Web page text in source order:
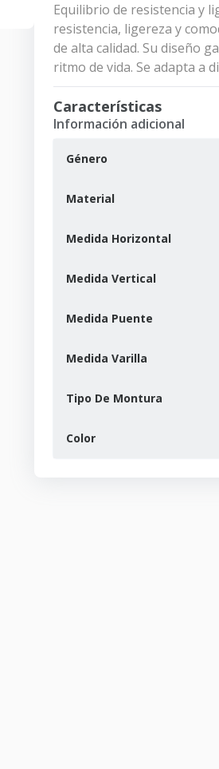
Equilibrio de resistencia y
resistencia, ligereza y
de alta calidad. Su diseño
ritmo de vida. Se adapta a
Características
Información adicional
Género
Material
Medida Horizontal
Medida Vertical
Medida Puente
Medida Varilla
Tipo De Montura
Color